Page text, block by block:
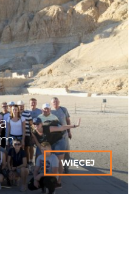
Alam
Alam jest całodniowa
w formie grupowej z
Alam
WIĘCEJ